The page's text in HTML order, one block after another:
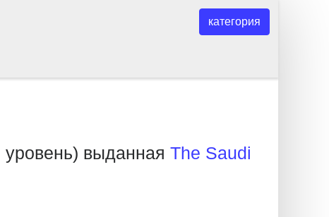
категория
уровень) выданная The Saudi